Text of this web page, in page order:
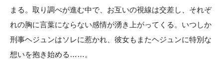
まる。取り調べが進む中で、お互いの視線は交差し、それぞ
れの胸に言葉にならない感情が湧き上がってくる。いつしか
刑事ヘジュンはソレに惹かれ、彼女もまたヘジュンに特別な
想いを抱き始める……。